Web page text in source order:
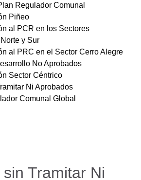
Regulador Comunal
Piñeo
al PCR en los Sectores
y Sur
al PRC en el Sector Cerro Alegre
No Aprobados
Sector Céntrico
Ni Aprobados
Comunal Global
Tramitar Ni